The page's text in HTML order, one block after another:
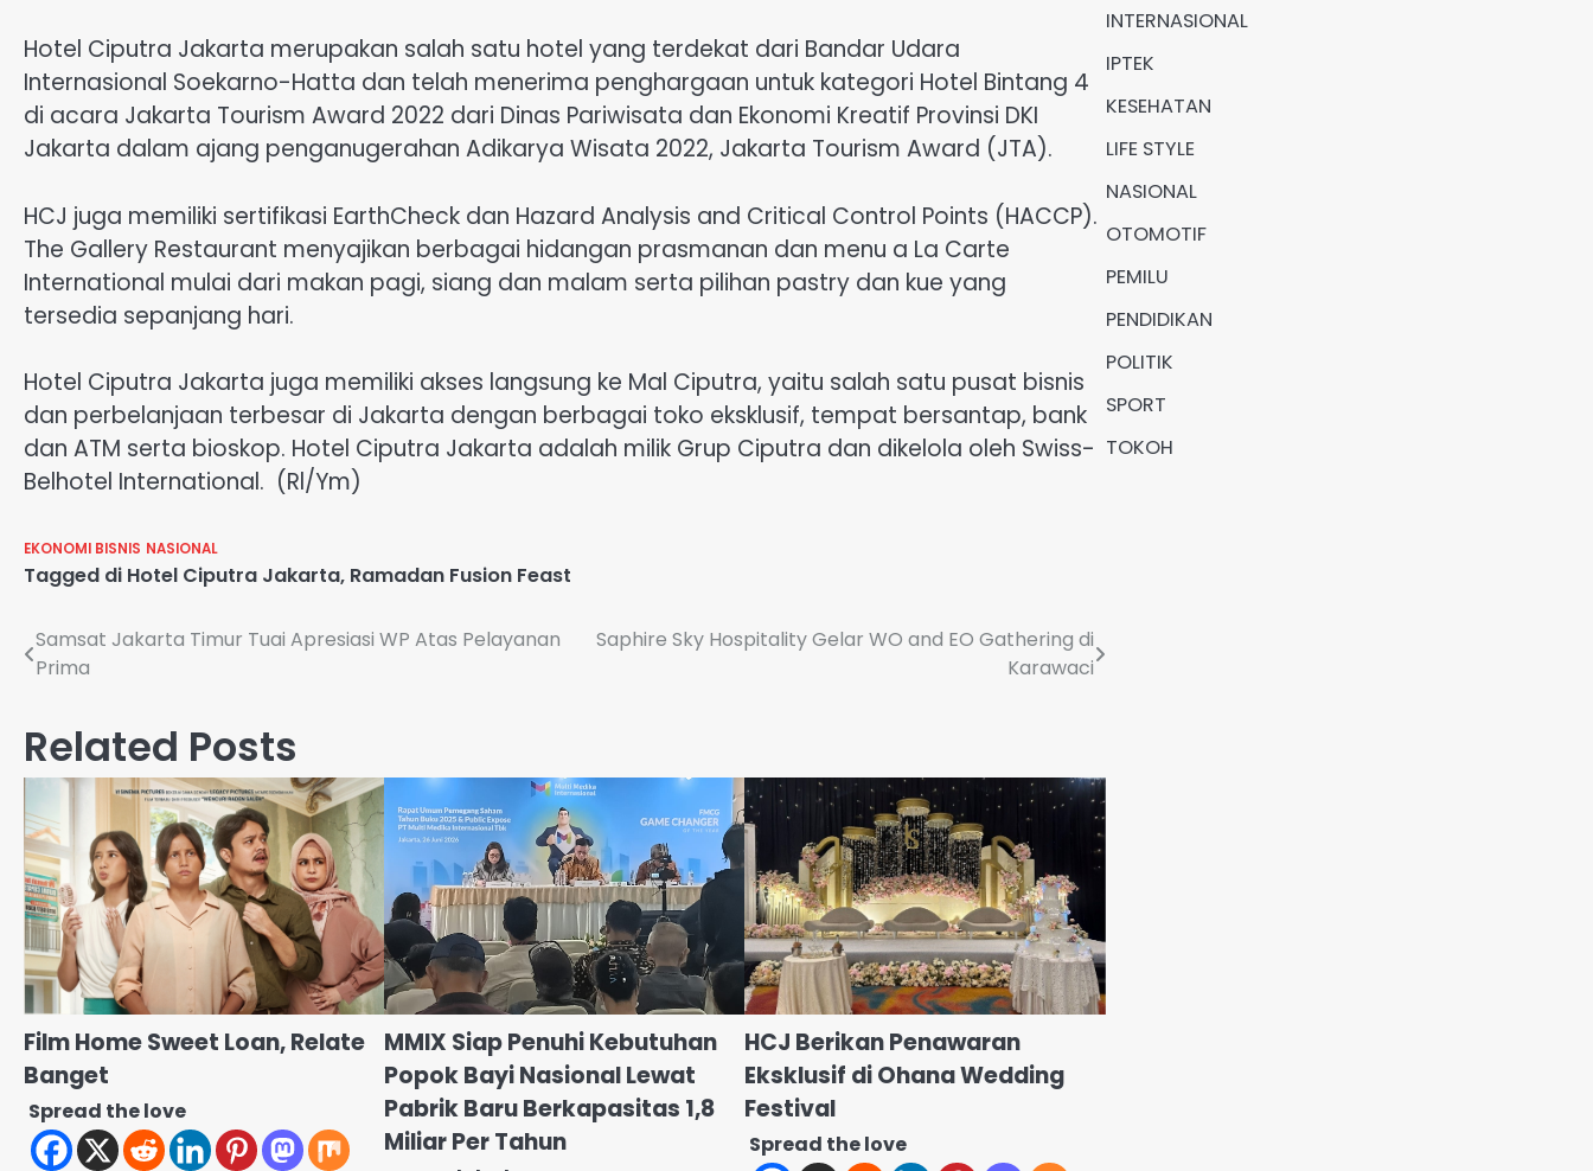
Hotel Ciputra Jakarta merupakan salah satu hotel yang terdekat dari Bandar Udara
Internasional Soekarno-Hatta dan telah menerima penghargaan untuk kategori Hotel Bintang 4
di acara Jakarta Tourism Award 2022 dari Dinas Pariwisata dan Ekonomi Kreatif Provinsi DKI
Jakarta dalam ajang penganugerahan Adikarya Wisata 2022, Jakarta Tourism Award (JTA).
HCJ juga memiliki sertifikasi EarthCheck dan Hazard Analysis and Critical Control Points (HACCP).
The Gallery Restaurant menyajikan berbagai hidangan prasmanan dan menu a La Carte
International mulai dari makan pagi, siang dan malam serta pilihan pastry dan kue yang
tersedia sepanjang hari.
Hotel Ciputra Jakarta juga memiliki akses langsung ke Mal Ciputra, yaitu salah satu pusat bisnis
dan perbelanjaan terbesar di Jakarta dengan berbagai toko eksklusif, tempat bersantap, bank
dan ATM serta bioskop. Hotel Ciputra Jakarta adalah milik Grup Ciputra dan dikelola oleh Swiss-
Belhotel International. (Rl/Ym)
EKONOMI BISNIS NASIONAL
Tagged di Hotel Ciputra Jakarta, Ramadan Fusion Feast
Navigasi
pos
Samsat Jakarta Timur Tuai Apresiasi WP Atas Pelayanan
Prima
Saphire Sky Hospitality Gelar WO and EO Gathering di
Karawaci
Related Posts
Film Home Sweet Loan, Relate
Banget
Spread the love
MMIX Siap Penuhi Kebutuhan
Popok Bayi Nasional Lewat
Pabrik Baru Berkapasitas 1,8
Miliar Per Tahun
HCJ Berikan Penawaran
Eksklusif di Ohana Wedding
Festival
Spread the love
INTERNASIONAL
IPTEK
KESEHATAN
LIFE STYLE
NASIONAL
OTOMOTIF
PEMILU
PENDIDIKAN
POLITIK
SPORT
TOKOH